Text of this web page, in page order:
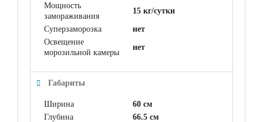
Мощность
замораживания
15 кг/сутки
Суперзаморозка
нет
Освещение
морозильной камеры
нет
Габариты
Ширина
60 см
Глубина
66.5 см